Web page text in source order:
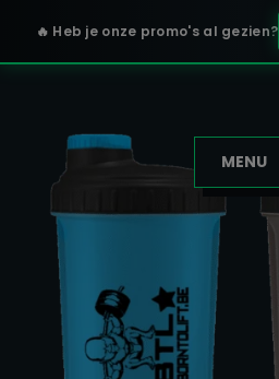
🔥 Heb je onze promo's al gezien?
MENU